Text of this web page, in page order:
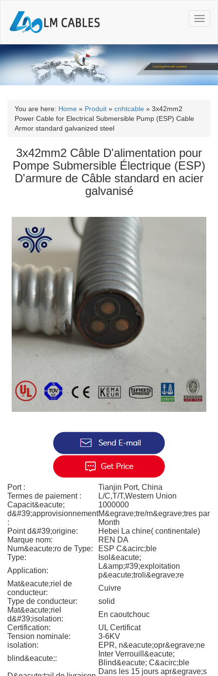
T
o
g
l
n
a
o
n
You are here: Home » Produit » cnhtcable » 3x42mm2
Power Cable for Electrical Submersible Pump (ESP) Cable
Armor standard galvanized steel
3x42mm2 Câble D'alimentation pour
Pompe Submersible Électrique (ESP)
D'armure de Câble standard en acier
galvanisé
Port :
Tianjin Port, China
Termes de paiement :
L/C,T/T,Western Union
Capacit&eacute;
d&#39;approvisionnement
:
1000000
M&egrave;tre/m&egrave;tres par
Month
Point d&#39;origine:
Hebei La chine( continentale)
Marque nom:
REN DA
Num&eacute;ro de Type:
ESP C&acirc;ble
Type:
Isol&eacute;
Application:
L&amp;#39;exploitation
p&eacute;troli&egrave;re
Mat&eacute;riel de
conducteur:
Cuivre
Type de conducteur:
solid
Mat&eacute;riel
d&#39;isolation:
En caoutchouc
Certification:
UL Certificat
Tension nominale:
3-6KV
isolation:
EPR, n&eacute;opr&egrave;ne
blind&eacute;:
Inter Verrouill&eacute;
Blind&eacute; C&acirc;ble
Dans les 15 jours apr&egrave;s